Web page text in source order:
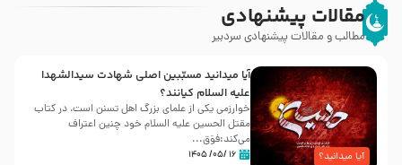
مقالات پیشنهادی
مطالب و مقالات پیشنهادی سردبیر
آیا میدانید؟
آیا میدانید مسبّبین اصلی شهادت سیدالشهدا
علیه ‌السلام کیانند؟
خوارزمی یکی از علمای بزرگ اهل تسنن است، در کتاب
مقتل الحسین علیه ‌السلام خود چنین اعتراف
می‌کند:فوَق...
۱۶ /۰۵/ ۱۴۰۵